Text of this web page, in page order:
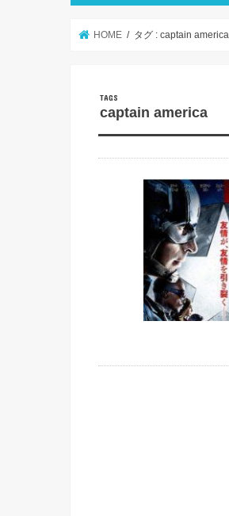
HOME タグ : captain america
captain america